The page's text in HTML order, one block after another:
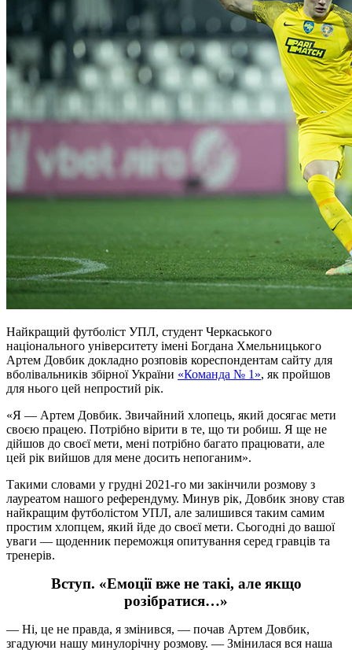
Найкращий футболіст УПЛ, студент Черкаського
національного університету імені Богдана Хмельницького
Артем Довбик докладно розповів кореспондентам сайту для
вболівальників збірної України «Команда № 1», як пройшов
для нього цей непростий рік.
«Я — Артем Довбик. Звичайний хлопець, який досягає мети
своєю працею. Потрібно вірити в те, що ти робиш. Я ще не
дійшов до своєї мети, мені потрібно багато працювати, але
цей рік вийшов для мене досить непоганим».
Такими словами у грудні 2021-го ми закінчили розмову з
лауреатом нашого референдуму. Минув рік, Довбик знову став
найкращим футболістом УПЛ, але залишився таким самим
простим хлопцем, який йде до своєї мети. Сьогодні до вашої
уваги — щоденник переможця опитування серед гравців та
тренерів.
Вступ. «Емоції вже не такі, але якщо
розібратися…»
— Ні, це не правда, я змінився, — почав Артем Довбик,
згадуючи нашу минулорічну розмову. — Змінилася вся наша